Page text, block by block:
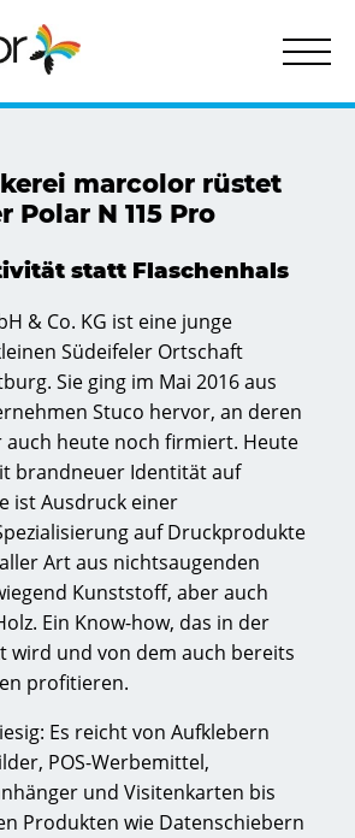
marcolor rüstet
N 115 Pro
statt Flaschenhals
& Co. KG ist eine junge
Südeifeler Ortschaft
Sie ging im Mai 2016 aus
Stuco hervor, an deren
auch heute noch firmiert. Heute
brandneuer Identität auf
ist Ausdruck einer
auf Druckprodukte
Art aus nichtsaugenden
Kunststoff, aber auch
Ein Know-how, das in der
wird und von dem auch bereits
profitieren.
Es reicht von Aufklebern
POS-Werbemittel,
und Visitenkarten bis
Produkten wie Datenschiebern